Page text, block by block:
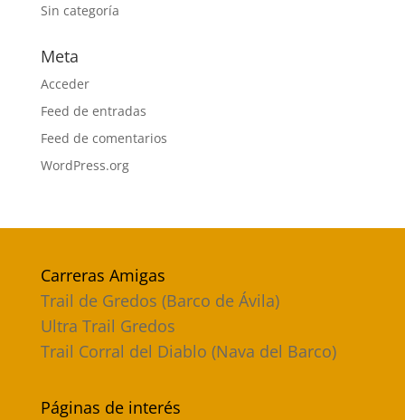
Sin categoría
Meta
Acceder
Feed de entradas
Feed de comentarios
WordPress.org
Carreras Amigas
Trail de Gredos (Barco de Ávila)
Ultra Trail Gredos
Trail Corral del Diablo (Nava del Barco)
Páginas de interés